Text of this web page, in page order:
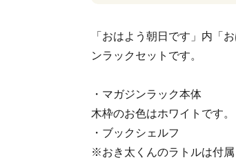
「おはよう朝日です」内「
ンラックセットです。
・マガジンラック本体
木枠のお色はホワイトです。
・ブックシェルフ
※おき太くんのラトルは付属